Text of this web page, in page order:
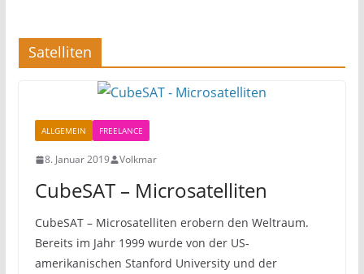
Satelliten
ALLGEMEIN FREELANCE
8. Januar 2019 Volkmar
CubeSAT – Microsatelliten
CubeSAT – Microsatelliten erobern den Weltraum.
Bereits im Jahr 1999 wurde von der US-
amerikanischen Stanford University und der